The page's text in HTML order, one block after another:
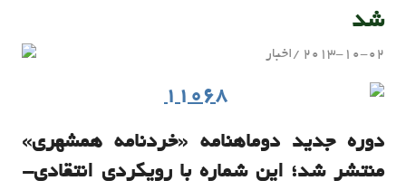
شد
2013-10-02
admin
اخبار
دوره جدید دوماهنامه «خردنامه همشهری»
منتشر شد؛ این شماره با رویکردی انتقادی-